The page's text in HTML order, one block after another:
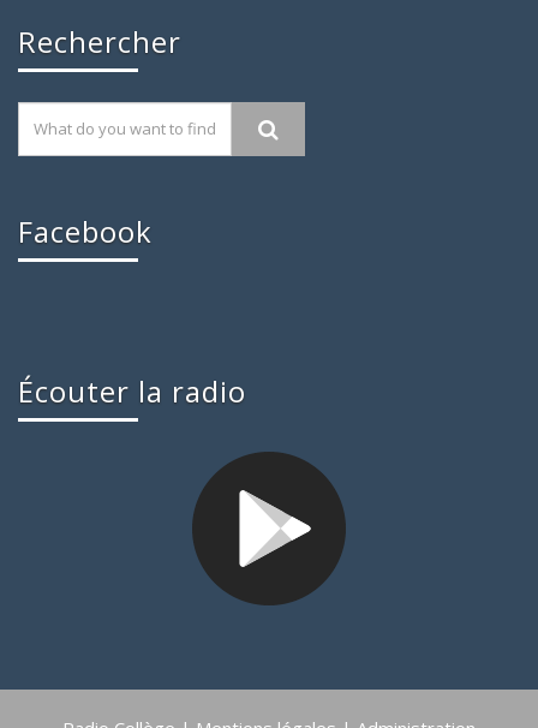
Rechercher
Facebook
Écouter la radio